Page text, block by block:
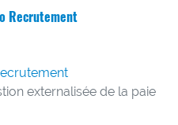
Recrutement
externalisée de la paie